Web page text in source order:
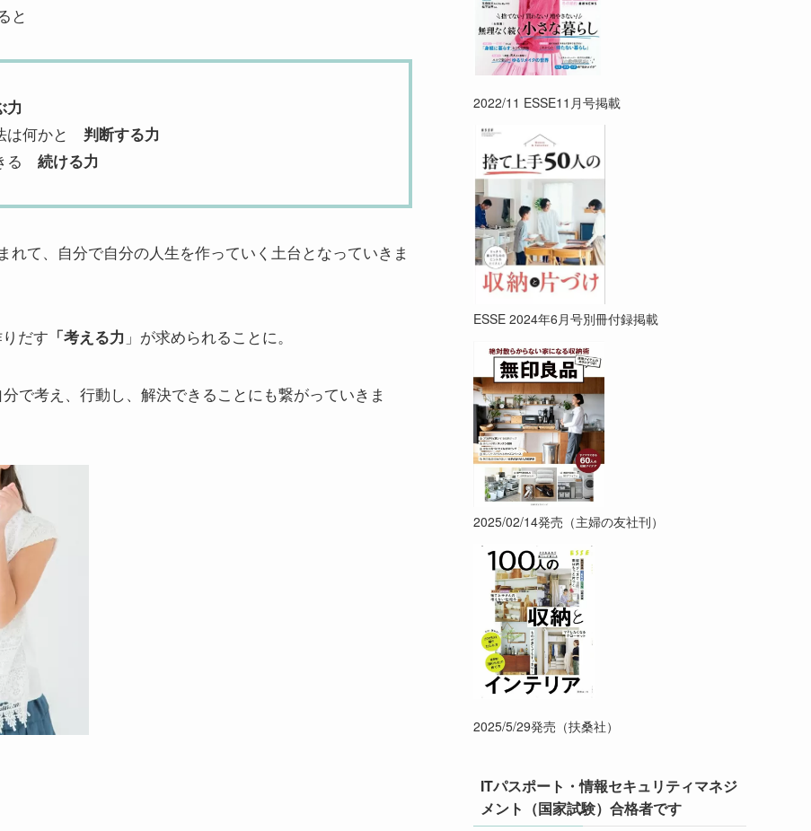
と
力
は何かと 判断する力
る 続ける力
て、自分で自分の人生を作っていく土台となっていきま
だす 「考える力 」が求められることに。
で考え、行動し、解決できることにも繋がっていきま
2022/11 ESSE11月号掲載
ESSE 2024年6月号別冊付録掲載
2025/02/14発売（主婦の友社刊）
2025/5/29発売（扶桑社）
ITパスポート・情報セキュリティマネジ
メント（国家試験）合格者です